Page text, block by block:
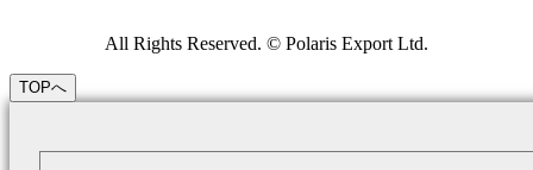
All Rights Reserved. © Polaris Export Ltd.
TOPへ